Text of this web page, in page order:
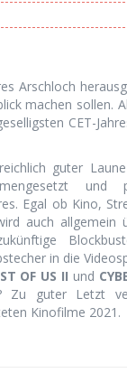
Arschloch
machen sollen.
CET-
guter
und
Egal ob Kino,
auch allgemein
in die
OF US II und
Zu guter Letzt
Kinofilme 2021.